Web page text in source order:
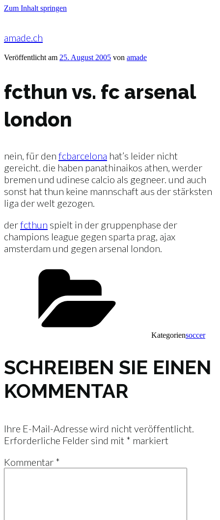
Zum Inhalt springen
amade.ch
Veröffentlicht am 25. August 2005 von amade
fcthun vs. fc arsenal
london
nein, für den fcbarcelona hat’s leider nicht
gereicht. die haben panathinaikos athen, werder
bremen und udinese calcio als gegneer. und auch
sonst hat thun keine mannschaft aus der stärksten
liga der welt gezogen.
derfcthun spielt in der gruppenphase der
champions league gegen sparta prag, ajax
amsterdam und gegen arsenal london.
Kategoriensoccer
SCHREIBEN SIE EINEN
KOMMENTAR
Ihre E-Mail-Adresse wird nicht veröffentlicht.
Erforderliche Felder sind mit * markiert
Kommentar *